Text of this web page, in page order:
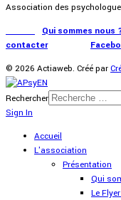
Association des
Qui sommes nous
contacter|
© 2026 Actiaweb. Créé par
Rechercher
Sign In
Accueil
L'association
Présentation
Qui
Le